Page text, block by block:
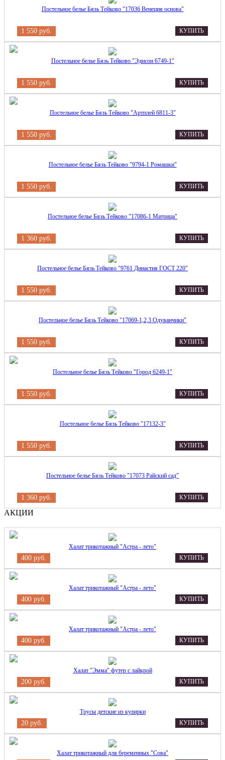
Постельное белье Бязь Тейково "17036 Венеция основа"
1 550 руб. КУПИТЬ
Постельное белье Бязь Тейково "Эдисон 6749-1"
1 550 руб. КУПИТЬ
Постельное белье Бязь Тейково "Артплей 6811-3"
1 550 руб. КУПИТЬ
Постельное белье Бязь Тейково "9794-1 Ромашки"
1 550 руб. КУПИТЬ
Постельное белье Бязь Тейково "17086-1 Матрица"
1 360 руб. КУПИТЬ
Постельное белье Бязь Тейково "9761 Династия ГОСТ 220"
1 550 руб. КУПИТЬ
Постельное белье Бязь Тейково "17069-1,2,3 Одуванчики"
1 550 руб. КУПИТЬ
Постельное белье Бязь Тейково "Город 6249-1"
1 550 руб. КУПИТЬ
Постельное белье Бязь Тейково "17132-3"
1 550 руб. КУПИТЬ
Постельное белье Бязь Тейково "17073 Райский сад"
1 360 руб. КУПИТЬ
АКЦИИ
Халат трикотажный "Астра - лето"
400 руб. КУПИТЬ
Халат трикотажный "Астра - лето"
400 руб. КУПИТЬ
Халат трикотажный "Астра - лето"
400 руб. КУПИТЬ
Халат "Эмма" футер с лайкрой
200 руб. КУПИТЬ
Трусы детские из кулирки
20 руб. КУПИТЬ
Халат трикотажный для беременных "Сова"